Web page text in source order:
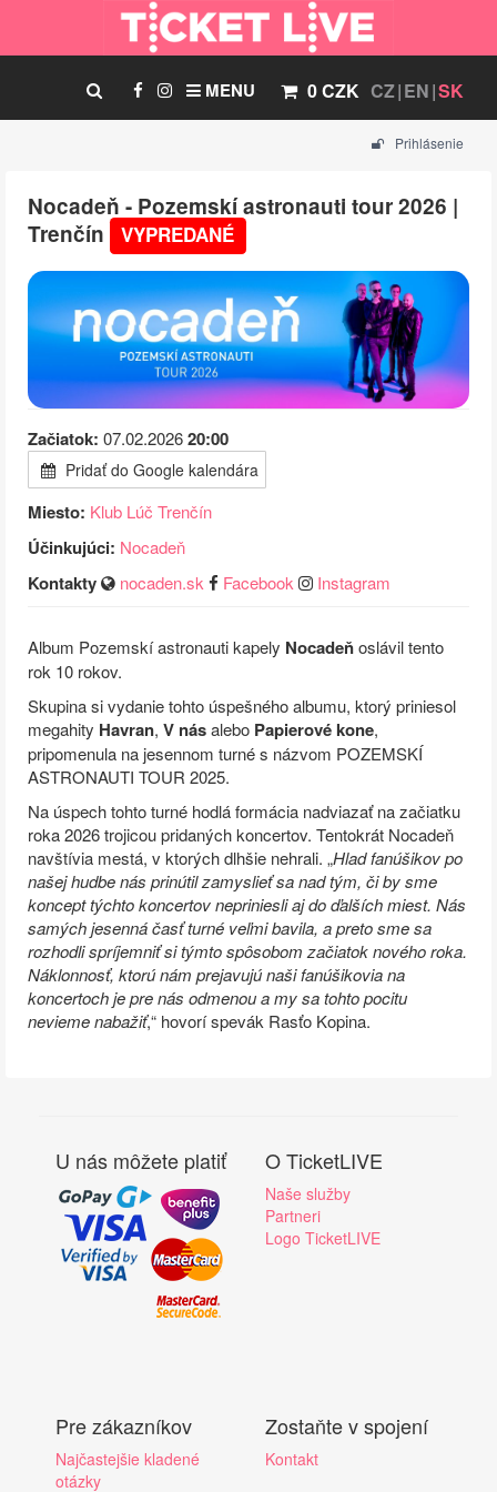
CZ EN SK
0 CZK
MENU
Prihlásenie
Nocadeň - Pozemskí astronauti tour 2026 |
Trenčín
VYPREDANÉ
Začiatok: 07.02.202620:00
Pridať do Google kalendára
Miesto: Klub Lúč Trenčín
Účinkujúci: Nocadeň
Kontakty nocaden.sk Facebook Instagram
Album Pozemskí astronauti kapely Nocadeňoslávil tento
rok 10 rokov.
Skupina si vydanie tohto úspešného albumu, ktorý priniesol
megahity Havran, V násalebo Papierové kone,
pripomenula na jesennom turné s názvom POZEMSKÍ
ASTRONAUTI TOUR 2025.
Na úspech tohto turné hodlá formácia nadviazať na začiatku
roka 2026 trojicou pridaných koncertov. Tentokrát Nocadeň
navštívia mestá, v ktorých dlhšie nehrali. „Hlad fanúšikov po
našej hudbe nás prinútil zamyslieť sa nad tým, či by sme
koncept týchto koncertov nepriniesli aj do ďalších miest. Nás
samých jesenná časť turné veľmi bavila, a preto sme sa
rozhodli spríjemniť si týmto spôsobom začiatok nového roka.
Náklonnosť, ktorú nám prejavujú naši fanúšikovia na
koncertoch je pre nás odmenou a my sa tohto pocitu
nevieme nabažiť,“ hovorí spevák Rasťo Kopina.
U nás môžete platiť O TicketLIVE
Naše služby
Partneri
Logo TicketLIVE
Pre zákazníkov
Najčastejšie kladené
otázky
Zostaňte v spojení
Kontakt